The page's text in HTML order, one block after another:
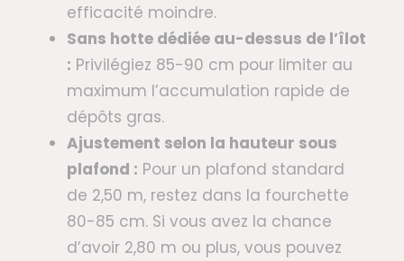
efficacité moindre.
Sans hotte dédiée au-dessus de l’îlot
: Privilégiez 85-90 cm pour limiter au
maximum l’accumulation rapide de
dépôts gras.
Ajustement selon la hauteur sous
plafond : Pour un plafond standard
de 2,50 m, restez dans la fourchette
80-85 cm. Si vous avez la chance
d’avoir 2,80 m ou plus, vous pouvez